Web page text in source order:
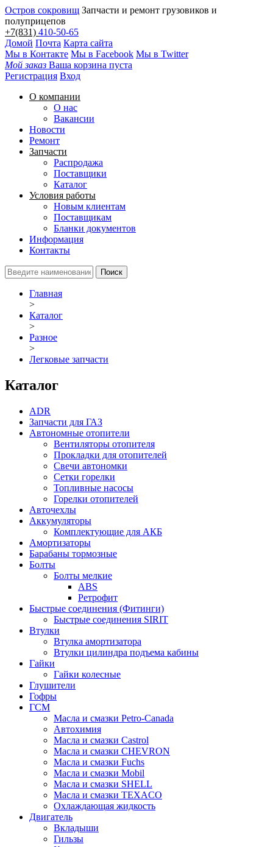
Остров сокровищ Запчасти и ремонт грузовиков и
полуприцепов
+7(831) 410-50-65
Домой Почта Карта сайта
Мы в Контакте Мы в Facebook Мы в Twitter
Мой заказ Ваша корзина пуста
Регистрация Вход
О компании
О нас
Вакансии
Новости
Ремонт
Запчасти
Распродажа
Поставщики
Каталог
Условия работы
Новым клиентам
Поставщикам
Бланки документов
Информация
Контакты
Главная
>
Каталог
>
Разное
>
Легковые запчасти
Каталог
ADR
Запчасти для ГАЗ
Автономные отопители
Вентиляторы отопителя
Прокладки для отопителей
Свечи автономки
Сетки горелки
Топливные насосы
Горелки отопителей
Авточехлы
Аккумуляторы
Комплектующие для АКБ
Амортизаторы
Барабаны тормозные
Болты
Болты мелкие
ABS
Ретрофит
Быстрые соединения (Фитинги)
Быстрые соединения SIRIT
Втулки
Втулка амортизатора
Втулки цилиндра подъема кабины
Гайки
Гайки колесные
Глушители
Гофры
ГСМ
Масла и смазки Petro-Canada
Автохимия
Масла и смазки Castrol
Масла и смазки CHEVRON
Масла и смазки Fuchs
Масла и смазки Mobil
Масла и смазки SHELL
Масла и смазки TEXACO
Охлаждающая жидкость
Двигатель
Вкладыши
Гильзы